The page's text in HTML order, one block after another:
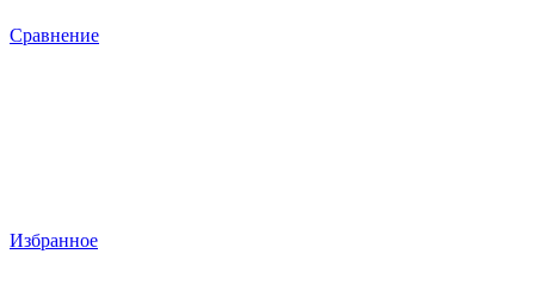
Сравнение
Избранное